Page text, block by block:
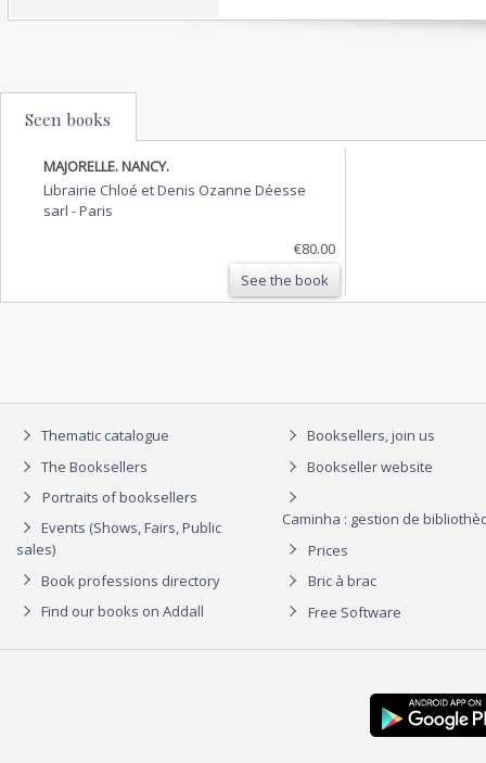
Seen books
MAJORELLE. NANCY.
Librairie Chloé et Denis Ozanne Déesse
sarl -Paris
€80.00
See the book
Thematic catalogue
The Booksellers
Portraits of booksellers
Events (Shows, Fairs, Public
sales)
Book professions directory
Find our books on Addall
Booksellers, join us
Bookseller website
Caminha : gestion de
Prices
Bric à brac
Free Software